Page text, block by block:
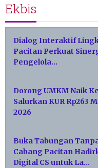
Ekbis
Dialog Interaktif
Pacitan Perkuat
Pengelola…
Dorong UMKM Naik
Salurkan KUR Rp263
2026
Buka Tabungan
Cabang Pacitan
Digital CS untuk La…